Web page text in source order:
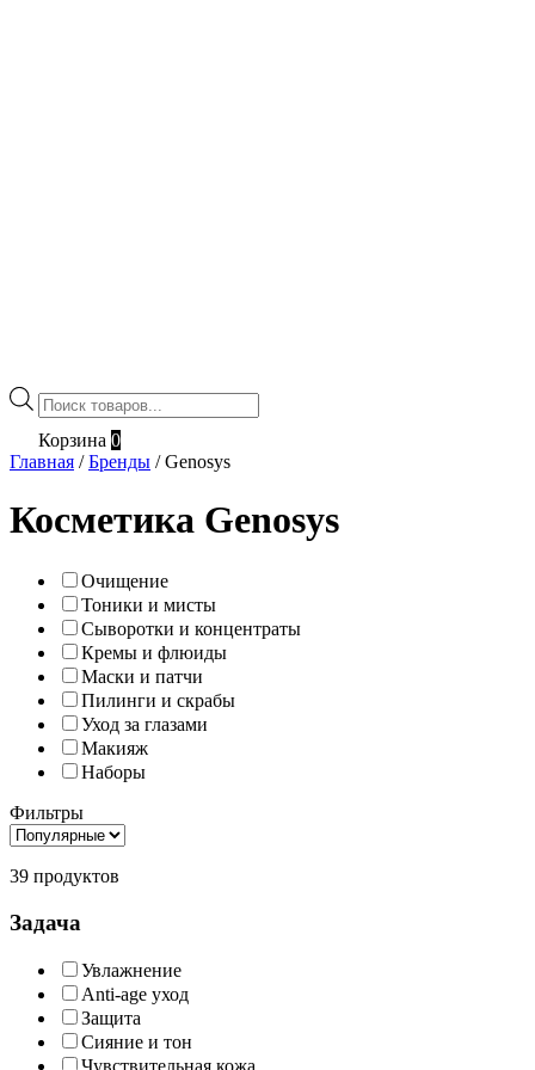
Поиск
товаров
Корзина 0
Главная / Бренды / Genosys
Косметика Genosys
Очищение
Тоники и мисты
Сыворотки и концентраты
Кремы и флюиды
Маски и патчи
Пилинги и скрабы
Уход за глазами
Макияж
Наборы
Фильтры
39 продуктов
Задача
Увлажнение
Anti-age уход
Защита
Сияние и тон